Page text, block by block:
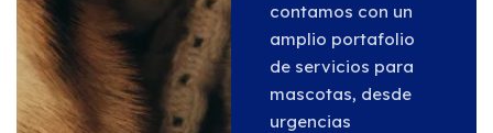
contamos con un
amplio portafolio
de servicios para
mascotas, desde
urgencias